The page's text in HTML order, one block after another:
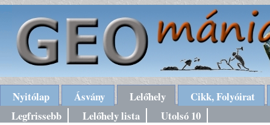
Nyitólap Ásvány Lelőhely
Cikk, Folyóirat
Legfrissebb
Lelőhely lista Utolsó 10